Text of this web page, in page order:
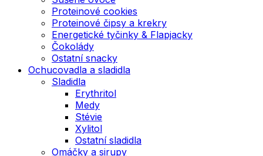
Proteinové cookies
Proteinové čipsy a krekry
Energetické tyčinky & Flapjacky
Čokolády
Ostatní snacky
Ochucovadla a sladidla
Sladidla
Erythritol
Medy
Stévie
Xylitol
Ostatní sladidla
Omáčky a sirupy